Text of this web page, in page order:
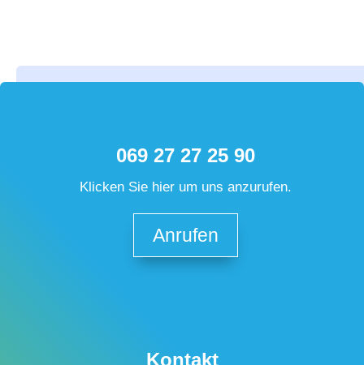
069 27 27 25 90
Klicken Sie hier um uns anzurufen.
Anrufen
Kontakt